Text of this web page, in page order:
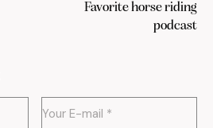
Favorite horse riding
podcast